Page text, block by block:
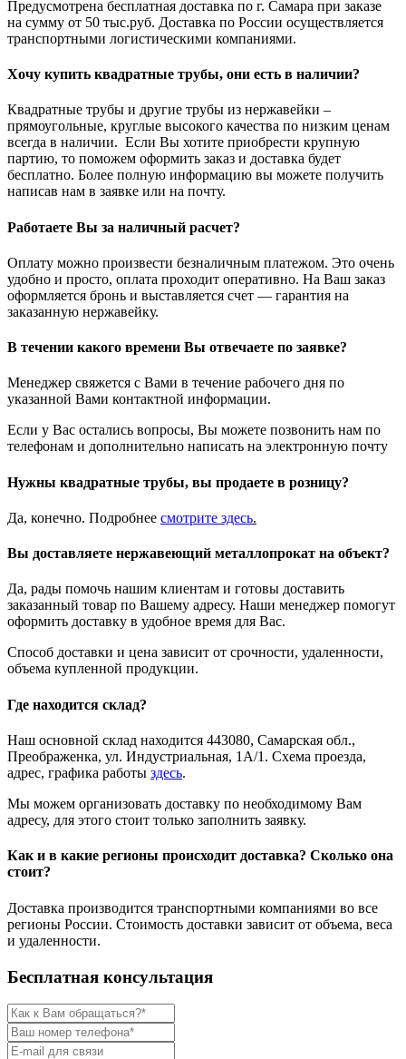
Предусмотрена бесплатная доставка по г. Самара при заказе
на сумму от 50 тыс.руб. Доставка по России осуществляется
транспортными логистическими компаниями.
Хочу купить квадратные трубы, они есть в наличии?
Квадратные трубы и другие трубы из нержавейки –
прямоугольные, круглые высокого качества по низким ценам
всегда в наличии. Если Вы хотите приобрести крупную
партию, то поможем оформить заказ и доставка будет
бесплатно. Более полную информацию вы можете получить
написав нам в заявке или на почту.
Работаете Вы за наличный расчет?
Оплату можно произвести безналичным платежом. Это очень
удобно и просто, оплата проходит оперативно. На Ваш заказ
оформляется бронь и выставляется счет — гарантия на
заказанную нержавейку.
В течении какого времени Вы отвечаете по заявке?
Менеджер свяжется с Вами в течение рабочего дня по
указанной Вами контактной информации.
Если у Вас остались вопросы, Вы можете позвонить нам по
телефонам и дополнительно написать на электронную почту
Нужны квадратные трубы, вы продаете в розницу?
Да, конечно. Подробнее смотрите здесь.
Вы доставляете нержавеющий металлопрокат на объект?
Да, рады помочь нашим клиентам и готовы доставить
заказанный товар по Вашему адресу. Наши менеджер помогут
оформить доставку в удобное время для Вас.
Способ доставки и цена зависит от срочности, удаленности,
объема купленной продукции.
Где находится склад?
Наш основной склад находится 443080, Самарская обл.,
Преображенка, ул. Индустриальная, 1А/1. Схема проезда,
адрес, графика работы здесь.
Мы можем организовать доставку по необходимому Вам
адресу, для этого стоит только заполнить заявку.
Как и в какие регионы происходит доставка? Сколько она
стоит?
Доставка производится транспортными компаниями во все
регионы России. Стоимость доставки зависит от объема, веса
и удаленности.
Бесплатная консультация